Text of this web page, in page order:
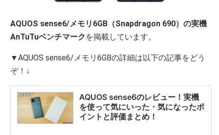
AQUOS sense6/メモリ6GB（Snapdragon 690）の実機
AnTuTuベンチマーク を掲載しています。
▼AQUOS sense6/メモリ6GBの詳細は以下の記事をどう
ぞ！↓